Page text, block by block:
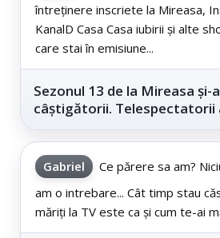
întreținere inscriete la Mireasa,
KanalD Casa Casa iubirii și alte
care stai în emisiune...
Sezonul 13 de la Mireasa și-
câștigătorii. Telespectatorii
Gabriel
Ce părere sa am?
am o intrebare... Cât timp stau
măriți la TV este ca și cum te-ai